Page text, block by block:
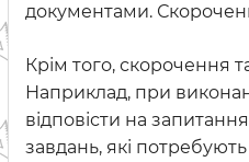
документами.
Крім того, скорочення
Наприклад, при
відповісти на
завдань, які